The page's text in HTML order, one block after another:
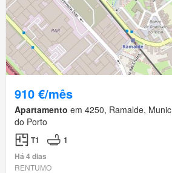
910 €/mês
Apartamento em 4250, Ramalde,
do Porto
T1
1
Há 4 dias
RENTUMO